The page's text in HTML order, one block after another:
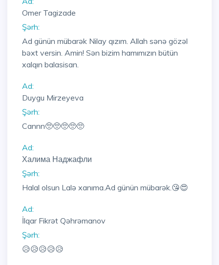
Omer Tagizade
Şərh:
Ad günün mübarək Nilay qızım. Allah sənə gözəl
bəxt versin. Amin! Sən bizim hamımızın bütün
xalqın balasisan.
Ad:
Duygu Mirzeyeva
Şərh:
Cannn🥺🥺🥺🥺🥺
Ad:
Халима Наджафли
Şərh:
Halal olsun Lalə xanıma.Ad günün mübarək.😘😍
Ad:
İlqar Fikrət Qəhrəmanov
Şərh:
😥😥😥😥😥